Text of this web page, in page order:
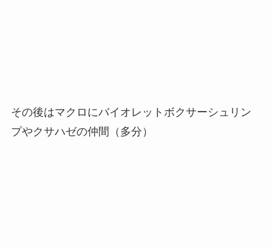
その後はマクロにバイオレットボクサーシュリン
プやクサハゼの仲間（多分）